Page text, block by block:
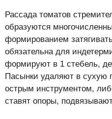
Рассада томатов
образуются
формированием
обязательна для
формируют в 1 стебель,
Пасынки удаляют в сухую
острым инструментом,
ставят опоры,